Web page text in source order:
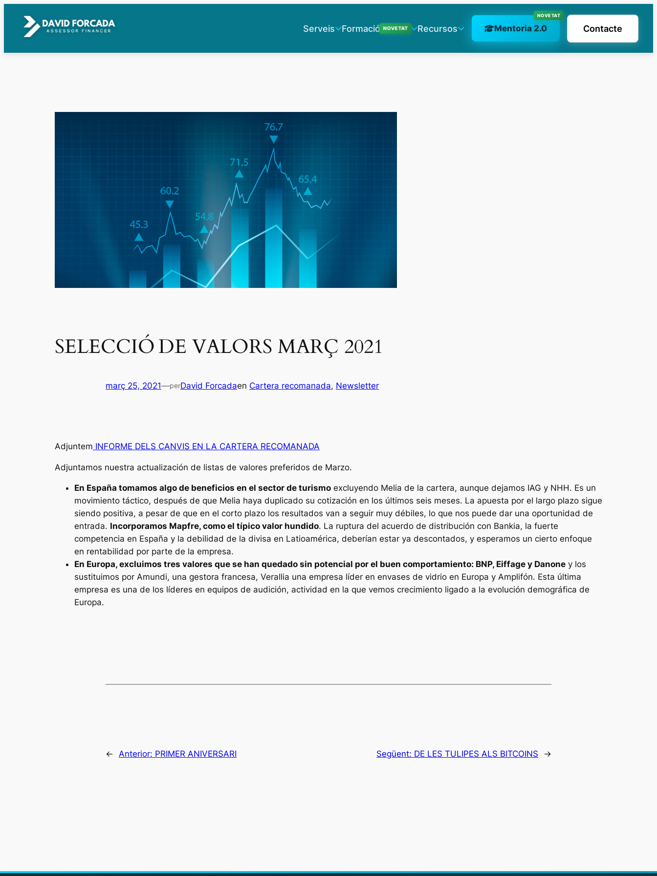
contingut
Serveis Formació NOVETAT Recursos Mentoria 2.0
NOVETAT
Contacte
SELECCIÓ DE VALORS MARÇ 2021
març 25, 2021—perDavid Forcadaen Cartera recomanada, Newsletter
Adjuntem INFORME DELS CANVIS EN LA CARTERA RECOMANADA
Adjuntamos nuestra actualización de listas de valores preferidos de Marzo.
En España tomamos algo de beneficios en el sector de turismo excluyendo Melia de la cartera, aunque dejamos IAG y NHH. Es un
movimiento táctico, después de que Melia haya duplicado su cotización en los últimos seis meses. La apuesta por el largo plazo sigue
siendo positiva, a pesar de que en el corto plazo los resultados van a seguir muy débiles, lo que nos puede dar una oportunidad de
entrada. Incorporamos Mapfre, como el típico valor hundido. La ruptura del acuerdo de distribución con Bankia, la fuerte
competencia en España y la debilidad de la divisa en Latioamérica, deberían estar ya descontados, y esperamos un cierto enfoque
en rentabilidad por parte de la empresa.
En Europa, excluimos tres valores que se han quedado sin potencial por el buen comportamiento: BNP, Eiffage y Danone y los
sustituimos por Amundi, una gestora francesa, Verallia una empresa líder en envases de vidrio en Europa y Amplifón. Esta última
empresa es una de los líderes en equipos de audición, actividad en la que vemos crecimiento ligado a la evolución demográfica de
Europa.
← Anterior: PRIMER ANIVERSARI Següent: DE LES TULIPES ALS BITCOINS →